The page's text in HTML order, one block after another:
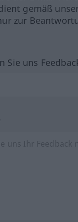
gemäß
zur
Sie uns